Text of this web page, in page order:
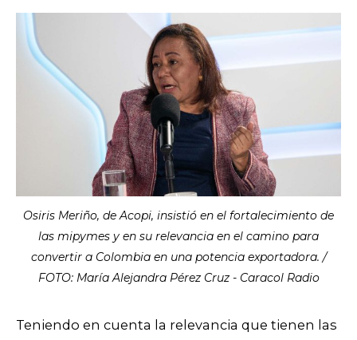
Osiris Meriño, de Acopi, insistió en el fortalecimiento de
las mipymes y en su relevancia en el camino para
convertir a Colombia en una potencia exportadora. /
FOTO: María Alejandra Pérez Cruz - Caracol Radio
Teniendo en cuenta la relevancia que tienen las